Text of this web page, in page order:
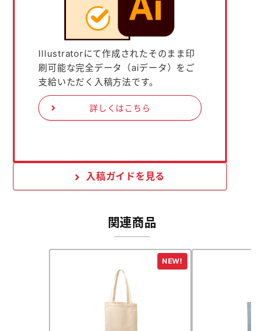
Illustratorにて作成されたそのまま印
刷可能な完全データ（aiデータ）をご
支給いただく入稿方法です。
詳しくはこちら
入稿ガイドを見る
関連商品